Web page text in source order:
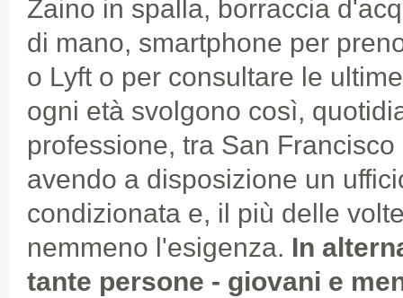
Zaino in spalla, borraccia
di mano, smartphone per
o Lyft o per consultare le
ogni età svolgono così,
professione, tra San
avendo a disposizione un
condizionata e, il più delle
nemmeno l'esigenza. In
tante persone - giovani e